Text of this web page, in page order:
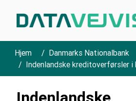
Hjem
Danmarks Nationalbank
Indenlandske kreditoverførsler